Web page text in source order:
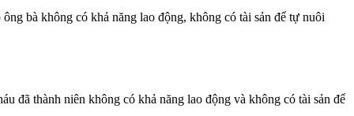
bà không có khả năng lao động, không có tài sản để tự nuôi
đã thành niên không có khả năng lao động và không có tài sản để